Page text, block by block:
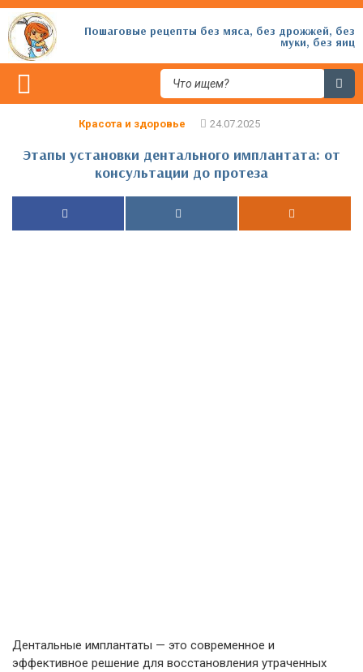
Пошаговые рецепты без мяса, без дрожжей, без
муки, без яиц
Красота и здоровье
Этапы установки дентального имплантата: от
консультации до протеза
Дентальные имплантаты — это современное и
эффективное решение для восстановления утраченных